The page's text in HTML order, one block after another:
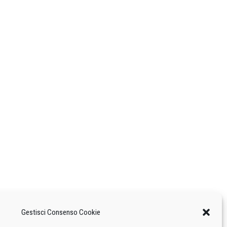
Gestisci Consenso Cookie